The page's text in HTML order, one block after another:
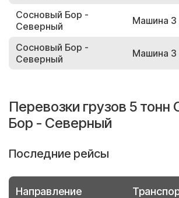
Сосновый Бор -
Северный
Машина 3
Сосновый Бор -
Северный
Машина 3
Перевозки грузов 5 тонн
Бор - Северный
Последние рейсы
Направление